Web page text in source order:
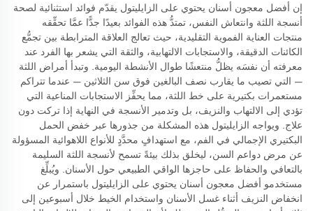
إن أفضل معجون أسنان يحتوي على الزايليتول يقدّم فوائد استثنائية لصحة
أنسجة اللثة وانتعاش النفس، تمتدُّ هذه الفوائد بعيدًا جدًّا عمَّا تحقِّقه
منتجات العناية الفموية التقليدية، حيث تعالج العلاقة المترابطة بين تجمُّع
الكائنات الدقيقة، والاستجابات الالتهابية، والثقة التي يشعر بها الفرد عند
معرفته أن نفسَه يظلُّ منتعشًا طوال الأنشطة اليومية. وتبدأ أمراض اللثة
— التي تصيب ما يقارب نصف البالغين فوق سن الثلاثين — عندما تتراكم
مستعمرات بكتيرية على خط اللثة، مما يحفِّز الاستجابات المناعية التي
تؤدي إلى الالتهاب والنزيف، بل وتدمير الأنسجة في النهاية إذا تركت دون
علاج. ويواجه الزايليتول هذه المشكلة من جذورها عبر خفض الحمل
البكتيري الإجمالي في الفم، مع استهدافٍ محدَّدٍ للأنواع اللاهوائية المسؤولة
عن مرض دواعم السن، ليخلق بذلك بيئةً تسمح لأنسجة اللثة السليمة
بالتعافي والحفاظ على حاجزها الواقي الطبيعي حول الأسنان. ويُبلِّغ
مستخدمو أفضل معجون أسنان يحتوي على الزايليتول باستمرار عن
انخفاض النزيف أثناء غسل الأسنان واستخدام الخيط خلال أسبوعين إلى